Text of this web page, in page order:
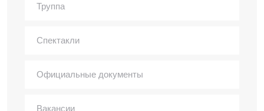
Труппа
Спектакли
Официальные документы
Вакансии